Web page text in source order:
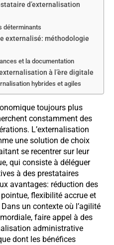
d’externalisation
déterminants
externalisé: méthodologie
et la documentation
à l’ère digitale
hybrides et agiles
toujours plus
constamment des
L’externalisation
une solution de choix
se recentrer sur leur
qui consiste à déléguer
à des prestataires
avantages: réduction des
flexibilité accrue et
un contexte où l’agilité
faire appel à des
administrative
dont les bénéfices